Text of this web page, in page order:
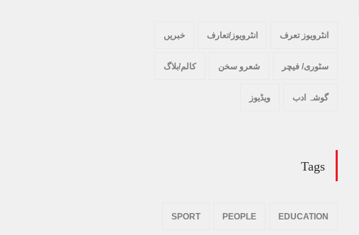
انٹرویوز تعرف انٹرویوز/تعارف خبریں
سٹوری/ فیچر شعرو سخن کالم/بلاگ
گوشہ ادب ویڈیوز
Tags
EDUCATION
PEOPLE
SPORT